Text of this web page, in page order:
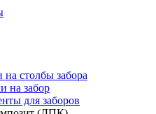
столбы забора
на забор
для заборов